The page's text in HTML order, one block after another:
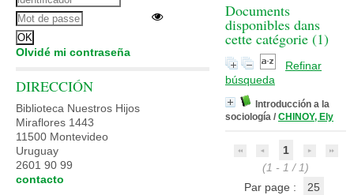
Documents
disponibles dans
cette catégorie (1)
Refinar
búsqueda
Introducción a la
sociología / CHINOY, Ely
1
(1 - 1 / 1)
Par page :
25
Olvidé mi contraseña
DIRECCIÓN
Biblioteca Nuestros Hijos
Miraflores 1443
11500 Montevideo
Uruguay
2601 90 99
contacto